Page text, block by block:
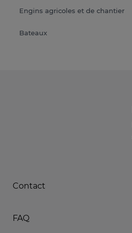
Engins agricoles et de chantier
Bateaux
Contact
FAQ